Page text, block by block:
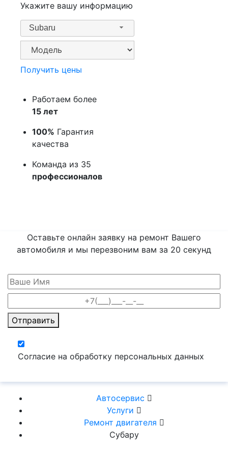
Укажите вашу информацию
Subaru
Получить цены
Работаем более
15 лет
100% Гарантия
качества
Команда из 35
профессионалов
Оставьте онлайн заявку на ремонт Вашего
автомобиля и мы перезвоним вам за 20 секунд
Отправить
Согласие на обработку персональных данных
Автосервис
Услуги
Ремонт двигателя
Субару